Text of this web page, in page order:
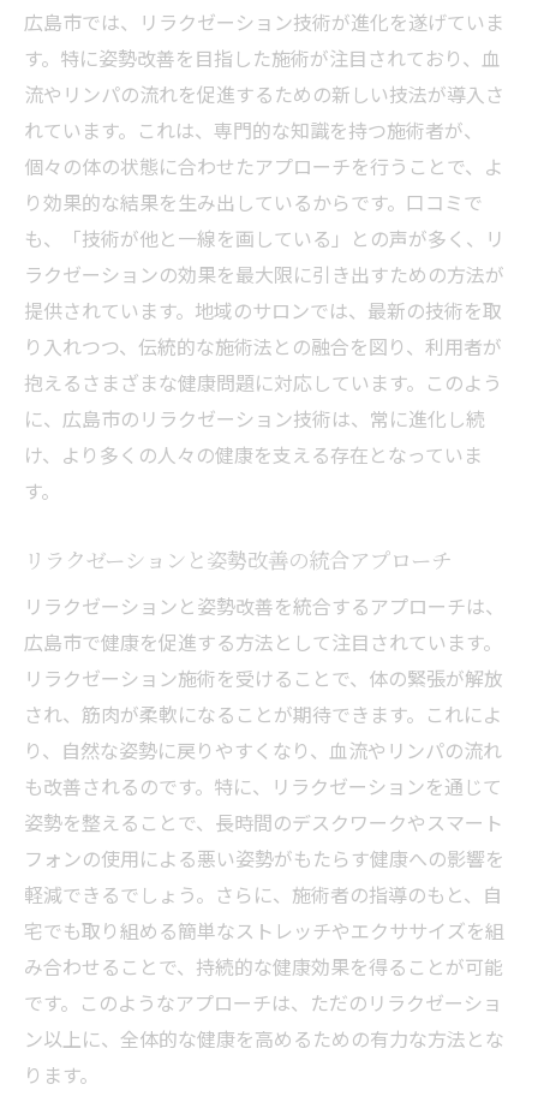
広島市では、リラクゼーション技術が進化を遂げていま
す。特に姿勢改善を目指した施術が注目されており、血
流やリンパの流れを促進するための新しい技法が導入さ
れています。これは、専門的な知識を持つ施術者が、
個々の体の状態に合わせたアプローチを行うことで、よ
り効果的な結果を生み出しているからです。口コミで
も、「技術が他と一線を画している」との声が多く、リ
ラクゼーションの効果を最大限に引き出すための方法が
提供されています。地域のサロンでは、最新の技術を取
り入れつつ、伝統的な施術法との融合を図り、利用者が
抱えるさまざまな健康問題に対応しています。このよう
に、広島市のリラクゼーション技術は、常に進化し続
け、より多くの人々の健康を支える存在となっていま
す。
リラクゼーションと姿勢改善の統合アプローチ
リラクゼーションと姿勢改善を統合するアプローチは、
広島市で健康を促進する方法として注目されています。
リラクゼーション施術を受けることで、体の緊張が解放
され、筋肉が柔軟になることが期待できます。これによ
り、自然な姿勢に戻りやすくなり、血流やリンパの流れ
も改善されるのです。特に、リラクゼーションを通じて
姿勢を整えることで、長時間のデスクワークやスマート
フォンの使用による悪い姿勢がもたらす健康への影響を
軽減できるでしょう。さらに、施術者の指導のもと、自
宅でも取り組める簡単なストレッチやエクササイズを組
み合わせることで、持続的な健康効果を得ることが可能
です。このようなアプローチは、ただのリラクゼーショ
ン以上に、全体的な健康を高めるための有力な方法とな
ります。